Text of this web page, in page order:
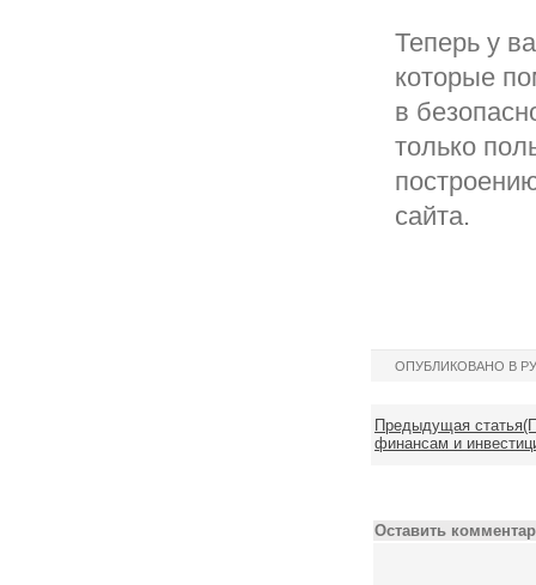
Теперь у
которые
в
только
сайта.
ОПУБЛИКОВАНО В
Предыдущая
финансам и
Оставить